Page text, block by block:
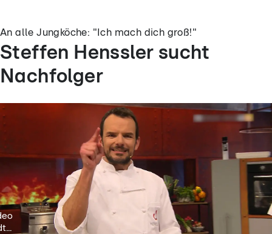
An alle Jungköche: "Ich mach dich groß!"
Steffen Henssler sucht
Nachfolger